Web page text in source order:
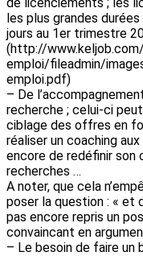
de licenciements ; les
les plus grandes
jours au 1er trimestre
(http://
emploi/fileadmin/
emploi.pdf)
– De
recherche ; celui-ci
ciblage des offres en
réaliser un coaching
encore de redéfinir son
recherches …
A noter, que cela
poser la question : « et
pas encore repris un
convaincant en
– Le besoin de faire un